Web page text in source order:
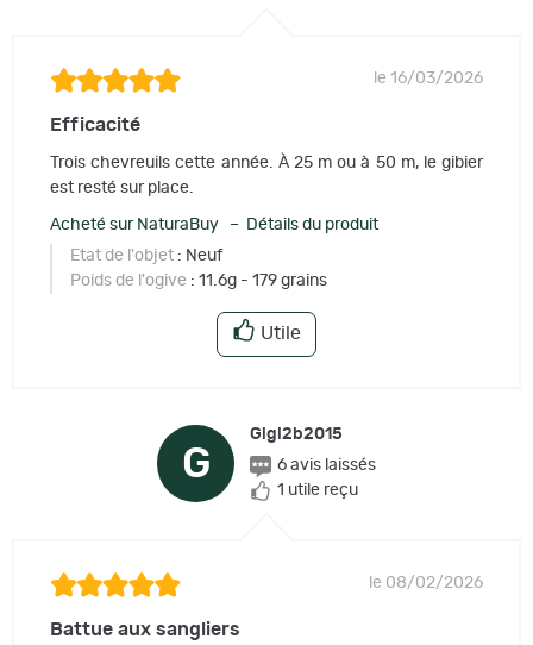
le 16/03/2026
Efficacité
Trois chevreuils cette année. À 25 m ou à 50 m, le gibier
est resté sur place.
Acheté sur NaturaBuy – Détails du produit
Etat de l'objet : Neuf
Poids de l'ogive : 11.6g - 179 grains
Utile
G
Gigi2b2015
6 avis laissés
1 utile reçu
le 08/02/2026
Battue aux sangliers